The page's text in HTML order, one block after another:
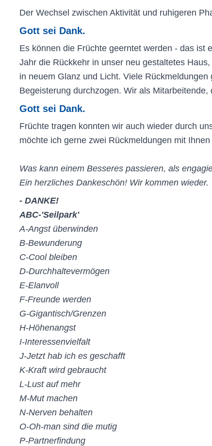
Der Wechsel zwischen Aktivität und ruhigeren
Gott sei Dank.
Es können die Früchte geerntet werden - das ist
Jahr die Rückkehr in unser neu gestaltetes
in neuem Glanz und Licht. Viele
Begeisterung durchzogen. Wir als
Gott sei Dank.
Früchte tragen konnten wir auch wieder durch
möchte ich gerne zwei Rückmeldungen mit Ihnen
Was kann einem Besseres passieren, als
Ein herzliches Dankeschön! Wir kommen wieder.
- DANKE!
ABC-'Seilpark'
A-Angst überwinden
B-Bewunderung
C-Cool bleiben
D-Durchhaltevermögen
E-Elanvoll
F-Freunde werden
G-Gigantisch/Grenzen
H-Höhenangst
I-Interessenvielfalt
J-Jetzt hab ich es geschafft
K-Kraft wird gebraucht
L-Lust auf mehr
M-Mut machen
N-Nerven behalten
O-Oh-man sind die mutig
P-Partnerfindung